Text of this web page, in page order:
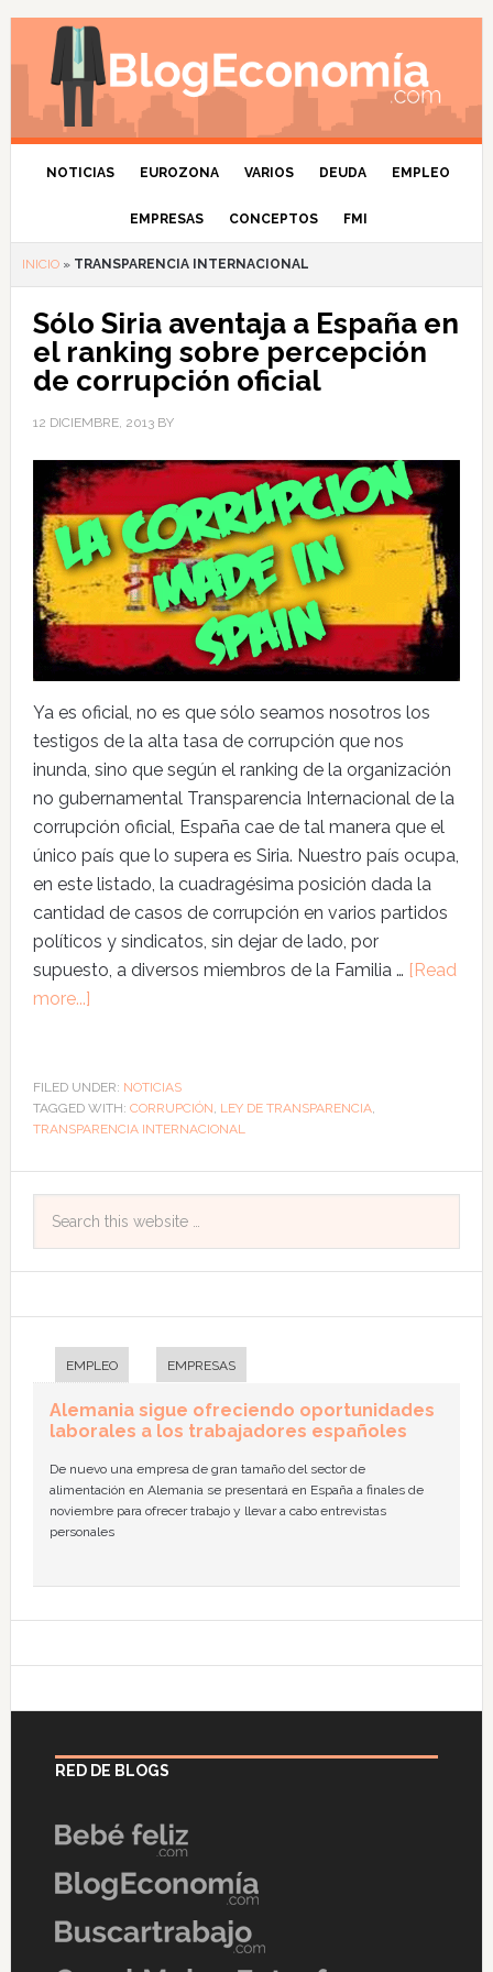
NOTICIAS EUROZONA VARIOS DEUDA EMPLEO
EMPRESAS CONCEPTOS FMI
INICIO» TRANSPARENCIA INTERNACIONAL
Sólo Siria aventaja a España en
el ranking sobre percepción
de corrupción oficial
12 DICIEMBRE, 2013BY
Ya es oficial, no es que sólo seamos nosotros los
testigos de la alta tasa de corrupción que nos
inunda, sino que según el ranking de la organización
no gubernamental Transparencia Internacional de la
corrupción oficial, España cae de tal manera que el
único país que lo supera es Siria. Nuestro país ocupa,
en este listado, la cuadragésima posición dada la
cantidad de casos de corrupción en varios partidos
políticos y sindicatos, sin dejar de lado, por
supuesto, a diversos miembros de la Familia … [Read
more...]
FILED UNDER: NOTICIAS
TAGGED WITH: CORRUPCIÓN LEY DE TRANSPARENCIA,
TRANSPARENCIA INTERNACIONAL
EMPLEO EMPRESAS
Alemania sigue ofreciendo oportunidades
laborales a los trabajadores españoles
De nuevo una empresa de gran tamaño del sector de
alimentación en Alemania se presentará en España a finales de
noviembre para ofrecer trabajo y llevar a cabo entrevistas
personales
RED DE BLOGS